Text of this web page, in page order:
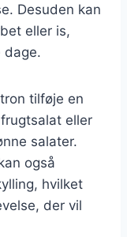
Desuden kan
eller is,
dage.
tilføje en
eller
salater.
også
hvilket
der vil